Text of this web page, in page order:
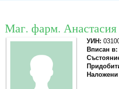
Маг. фарм.
УИН:
Вписан в:
Наложени